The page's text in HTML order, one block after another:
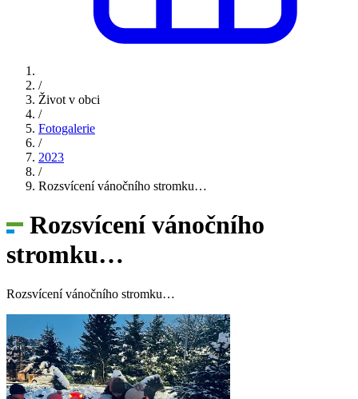
/
Život v obci
/
Fotogalerie
/
2023
/
Rozsvícení vánočního stromku…
Rozsvícení vánočního
stromku…
Rozsvícení vánočního stromku…